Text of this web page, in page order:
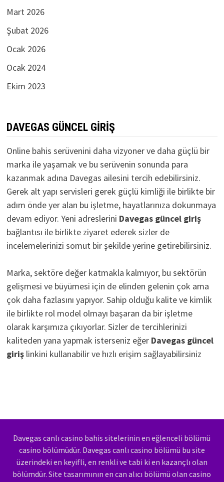
Mart 2026
Şubat 2026
Ocak 2026
Ocak 2024
Ekim 2023
DAVEGAS GÜNCEL GIRIŞ
Online bahis serüvenini daha vizyoner ve daha güçlü bir
marka ile yaşamak ve bu serüvenin sonunda para
kazanmak adına Davegas ailesini tercih edebilirsiniz.
Gerek alt yapı servisleri gerek güçlü kimliği ile birlikte bir
adım önde yer alan bu işletme, hayatlarınıza dokunmaya
devam ediyor. Yeni adreslerini Davegas güncel giriş
bağlantısı ile birlikte ziyaret ederek sizler de
incelemelerinizi somut bir şekilde yerine getirebilirsiniz.
Marka, sektöre değer katmakla kalmıyor, bu sektörün
gelişmesi ve büyümesi için de elinden gelenin çok ama
çok daha fazlasını yapıyor. Sahip olduğu kalite ve kimlik
ile birlikte rol model olmayı başaran da bir işletme
olarak karşımıza çıkıyorlar. Sizler de tercihlerinizi
kaliteden yana yapmak isterseniz eğer Davegas güncel
giriş linkini kullanabilir ve hızlı erişim sağlayabilirsiniz
Davegas canlı casino bahis sitelerinin en eğlenceli bölümü
casino bölümüdür. Davegas canlı casino bölümü bu site
üzerindeki en keyifli, en renkli ve tabi ki en kazançlı olan
bölümdür. Site tasarımının en can alıcı bölümü olan casino